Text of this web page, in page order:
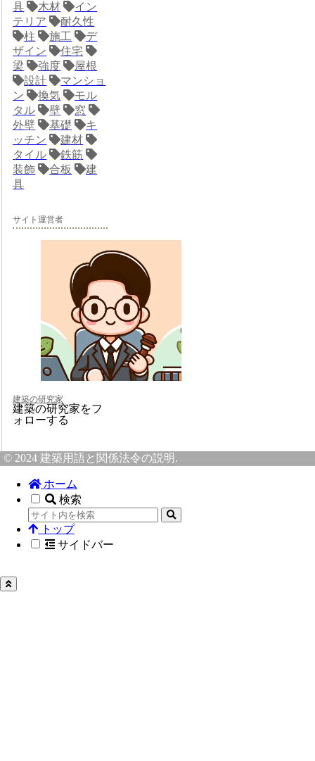
具 木材
イン
テリア
耐久性
柱
施工
デ
ザイン
住宅
梁
強度
屋根
設計
マンショ
ン
換気
モル
タル
壁
窓
外壁
基礎
キ
ッチン
建材
タイル
鉄筋
装飾
合板
建
具
サイト運営者
建築の研究家
建築の研究家をフ
ォローする
© 2024 建築用語と関係法令の説明.
ホーム
検索
トップ
サイドバー